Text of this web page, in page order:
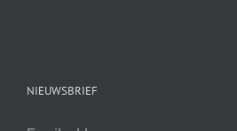
NIEUWSBRIEF